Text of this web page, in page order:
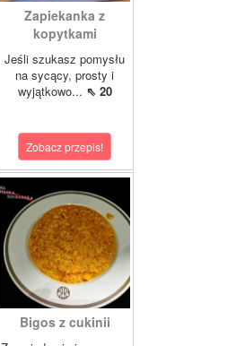
Zapiekanka z
kopytkami
Jeśli szukasz pomysłu
na sycący, prosty i
wyjątkowo... ⇖ 20
Zobacz przepis!
Bigos z cukinii